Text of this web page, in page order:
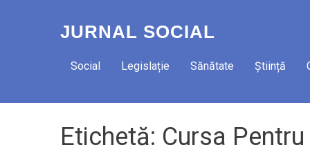
JURNAL SOCIAL
Social Legislație Sănătate Știință
Etichetă: Cursa